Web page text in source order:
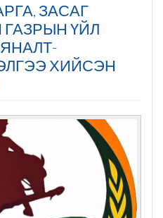
ЗАСАГ
ҮЙЛ
ХИЙСЭН